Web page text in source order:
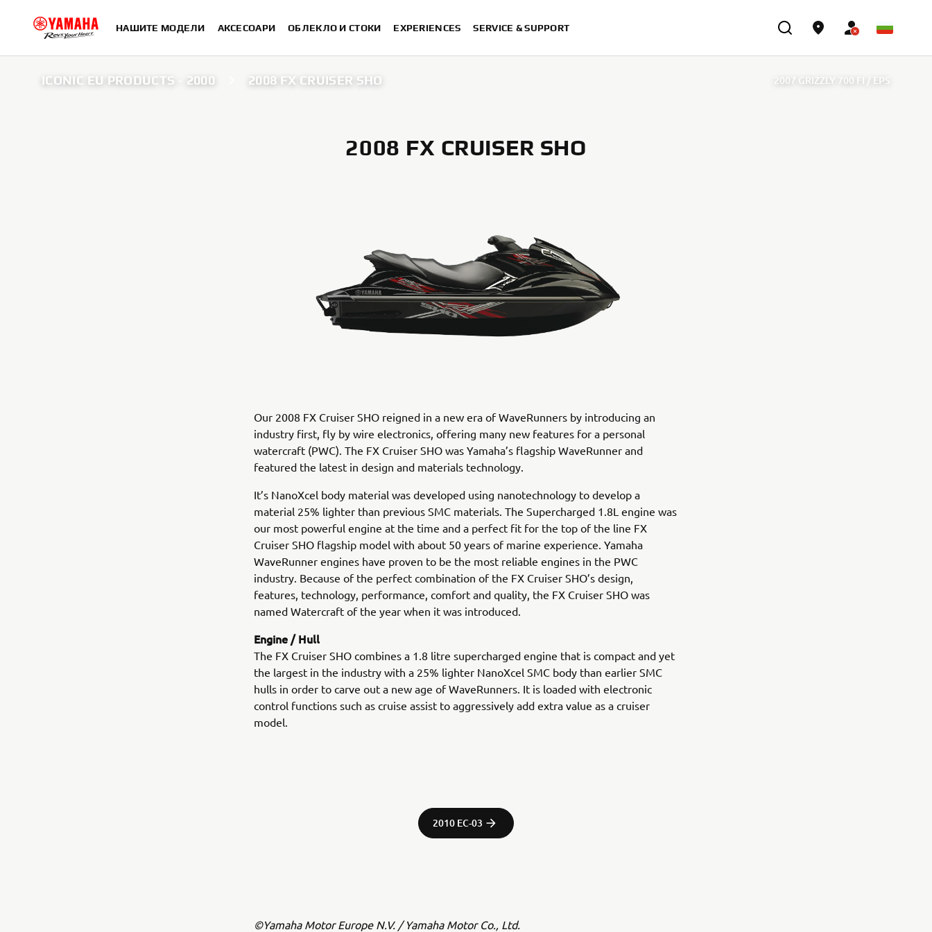
НАШИТЕ МОДЕЛИ АКСЕСОАРИ ОБЛЕКЛО И СТОКИ EXPERIENCES SERVICE & SUPPORT
ICONIC EU PRODUCTS - 2000 2008 FX CRUISER SHO 2007 GRIZZLY 700 FI / EPS
2008 FX CRUISER SHO
Our 2008 FX Cruiser SHO reigned in a new era of WaveRunners by introducing an
industry first, fly by wire electronics, offering many new features for a personal
watercraft (PWC). The FX Cruiser SHO was Yamaha’s flagship WaveRunner and
featured the latest in design and materials technology.
It’s NanoXcel body material was developed using nanotechnology to develop a
material 25% lighter than previous SMC materials. The Supercharged 1.8L engine was
our most powerful engine at the time and a perfect fit for the top of the line FX
Cruiser SHO flagship model with about 50 years of marine experience. Yamaha
WaveRunner engines have proven to be the most reliable engines in the PWC
industry. Because of the perfect combination of the FX Cruiser SHO’s design,
features, technology, performance, comfort and quality, the FX Cruiser SHO was
named Watercraft of the year when it was introduced.
Engine / Hull
The FX Cruiser SHO combines a 1.8 litre supercharged engine that is compact and yet
the largest in the industry with a 25% lighter NanoXcel SMC body than earlier SMC
hulls in order to carve out a new age of WaveRunners. It is loaded with electronic
control functions such as cruise assist to aggressively add extra value as a cruiser
model.
2010 EC-03
©Yamaha Motor Europe N.V. / Yamaha Motor Co., Ltd.